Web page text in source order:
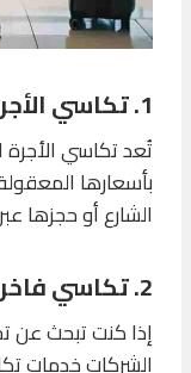
1. تكاسي الأجرة التقليدية
تُعد تكاسي الأجرة
بأسعارها
الشارع أو حجزها
2. تكاسي فاخرة
إذا كنت تبحث عن
الشركات خدمات